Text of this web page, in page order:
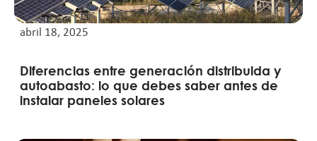
abril 18, 2025
Diferencias entre generación distribuida y
autoabasto: lo que debes saber antes de
instalar paneles solares